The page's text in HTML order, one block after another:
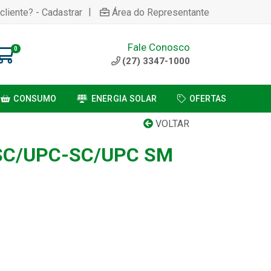
- Cadastrar | Área do Representante
0 Fale Conosco
(27) 3347-1000
CONSUMO ENERGIA SOLAR OFERTAS
VOLTAR
UPC-SC/UPC SM